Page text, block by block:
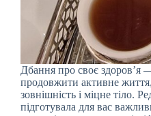
Дбання про своє здоров’я
продовжити активне
зовнішність і міцне тіло.
підготувала для вас